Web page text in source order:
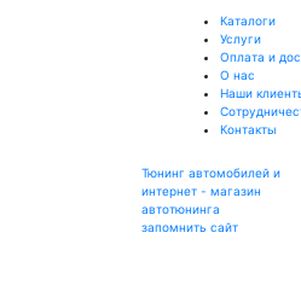
Каталоги
Услуги
Оплата и
О нас
Наши
Контакты
Тюнинг автомобилей и
интернет - магазин
автотюнинга
запомнить сайт